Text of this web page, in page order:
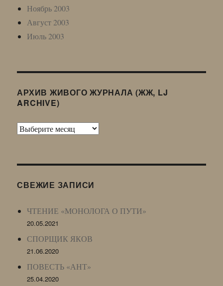
Ноябрь 2003
Август 2003
Июль 2003
АРХИВ ЖИВОГО ЖУРНАЛА (ЖЖ, LJ
ARCHIVE)
Архив
LJ
СВЕЖИЕ ЗАПИСИ
ЧТЕНИЕ «МОНОЛОГА О ПУТИ»
20.05.2021
СПОРЩИК ЯКОВ
21.06.2020
ПОВЕСТЬ «АНТ»
25.04.2020